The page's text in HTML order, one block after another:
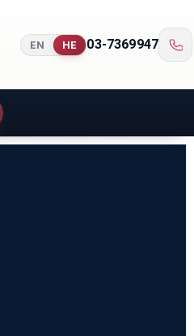
03-7369947
HE
EN